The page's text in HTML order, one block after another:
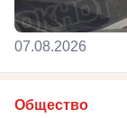
07.08.2026
Общество